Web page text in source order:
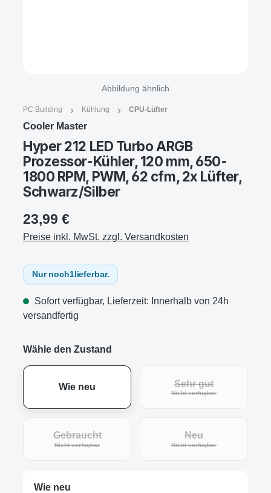
Abbildung ähnlich
PC Building Kühlung CPU-Lüfter
Cooler Master
Hyper 212 LED Turbo ARGB
Prozessor-Kühler, 120 mm, 650-
1800 RPM, PWM, 62 cfm, 2x Lüfter,
Schwarz/Silber
23,99 €
Preise inkl. MwSt. zzgl. Versandkosten
Nur noch1lieferbar.
Sofort verfügbar, Lieferzeit: Innerhalb von 24h
versandfertig
Wähle den Zustand
Wie neu Sehr gut
Nicht verfügbar(Diese Option ist
Gebraucht
Nicht verfügbar(Diese Option ist zurzeit nicht verfügbar.)
Neu
Nicht verfügbar(Diese Option ist
Wie neu